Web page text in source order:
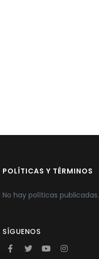
POLÍTICAS Y TÉRMINOS
No hay políticas publicadas.
SÍGUENOS